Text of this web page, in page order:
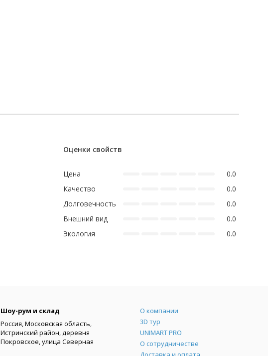
Оценки свойств
Цена
0.0
Качество
0.0
Долговечность
0.0
Внешний вид
0.0
Экология
0.0
Шоу-рум и склад
Россия, Московская область,
Истринский район, деревня
Покровское, улица Северная
Меню
О компании
3D тур
UNIMART PRO
О сотрудничестве